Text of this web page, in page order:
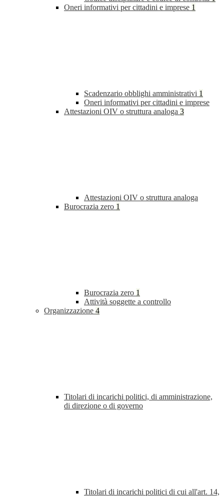
Oneri informativi per cittadini e imprese 1
Scadenzario obblighi amministrativi 1
Oneri informativi per cittadini e imprese
Attestazioni OIV o struttura analoga 3
Attestazioni OIV o struttura analoga
Burocrazia zero 1
Burocrazia zero 1
Attività soggette a controllo
Organizzazione 4
Titolari di incarichi politici, di amministrazione,
di direzione o di governo
Titolari di incarichi politici di cui all'art. 14,